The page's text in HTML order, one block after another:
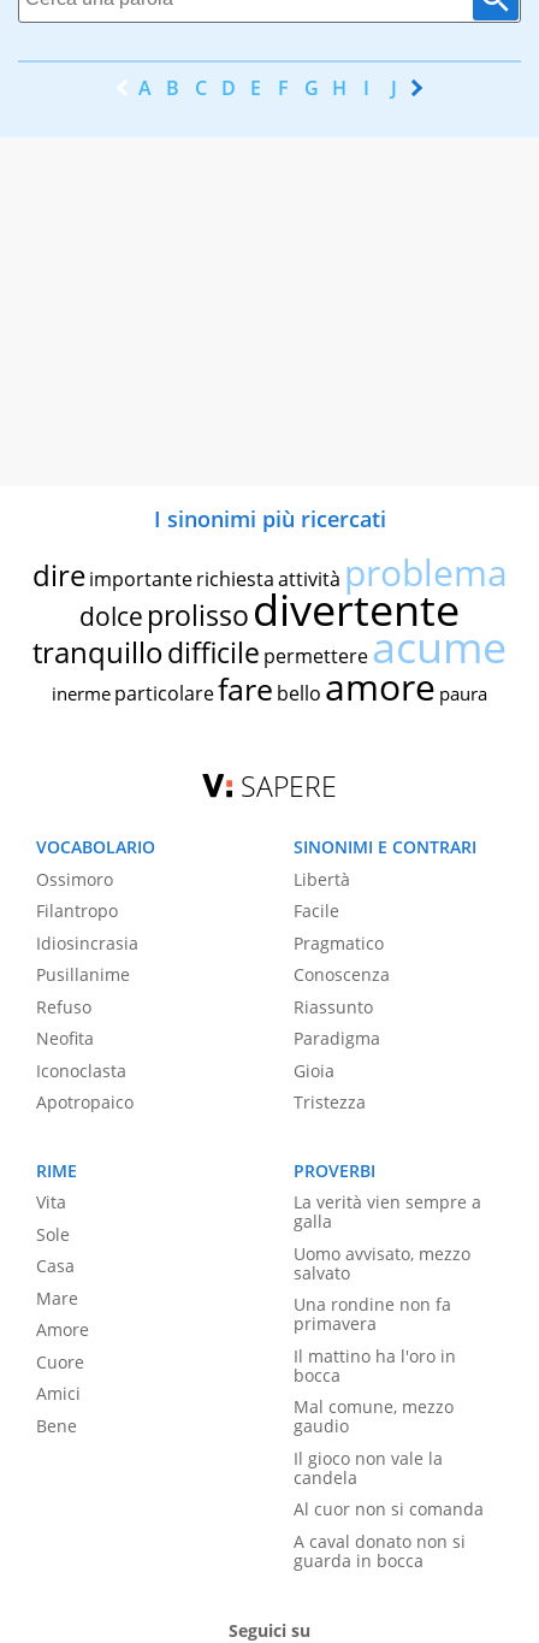
A B C D E F G H I J K
I sinonimi più ricercati
dire importante richiestaattività problema
dolce prolissodivertente
tranquillodifficile permettereacume
inerme particolarefare bello amore paura
SAPERE
VOCABOLARIO
Ossimoro
Filantropo
Idiosincrasia
Pusillanime
Refuso
Neofita
Iconoclasta
Apotropaico
SINONIMI E CONTRARI
Libertà
Facile
Pragmatico
Conoscenza
Riassunto
Paradigma
Gioia
Tristezza
RIME
Vita
Sole
Casa
Mare
Amore
Cuore
Amici
Bene
PROVERBI
La verità vien sempre a
galla
Uomo avvisato, mezzo
salvato
Una rondine non fa
primavera
Il mattino ha l'oro in
bocca
Mal comune, mezzo
gaudio
Il gioco non vale la
candela
Al cuor non si comanda
A caval donato non si
guarda in bocca
Seguici su